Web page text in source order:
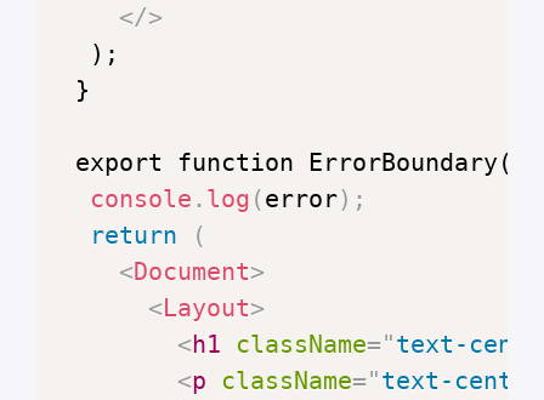
</>
export function
console . log (error) ;
return
(
<Document>
<Layout>
<h1 className="text-
<p className="text-center